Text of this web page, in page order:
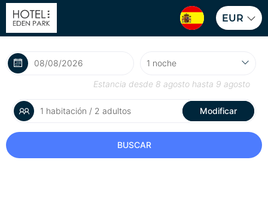
EUR
Estancia desde 8 agosto hasta 9 agosto
1 habitación / 2 adultos Modificar